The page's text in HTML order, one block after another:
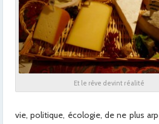
Et le rêve devint réalité
vie, politique, écologie, de ne plus